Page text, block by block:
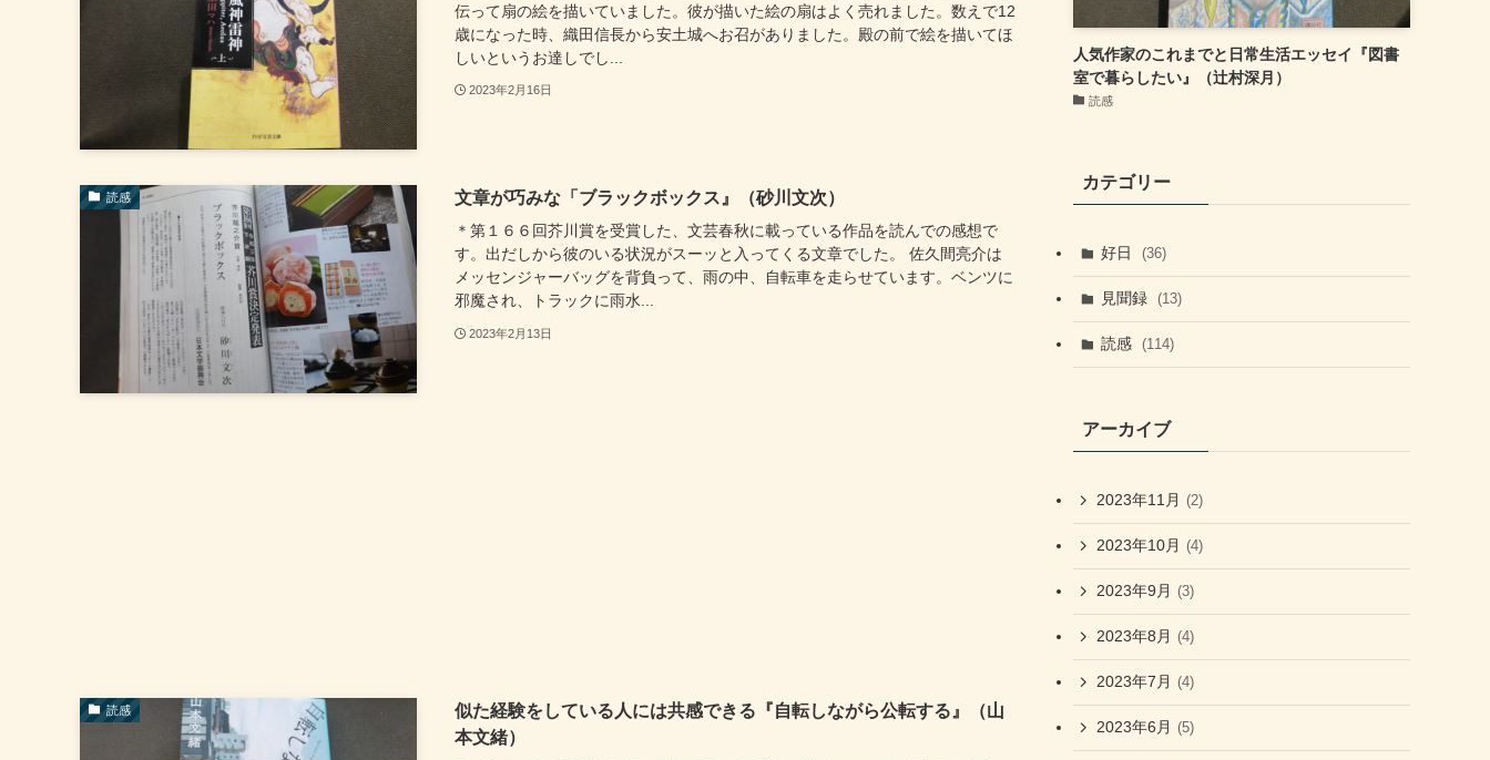
伝って扇の絵を描いていました。彼が描いた絵の扇はよく売れました。数えで12
歳になった時、織田信長から安土城へお召がありました。殿の前で絵を描いてほ
しいというお達しでし...
2023年2月16日
読感 文章が巧みな「ブラックボックス』（砂川文次）
＊第１６６回芥川賞を受賞した、文芸春秋に載っている作品を読んでの感想で
す。出だしから彼のいる状況がスーッと入ってくる文章でした。 佐久間亮介は
メッセンジャーバッグを背負って、雨の中、自転車を走らせています。ベンツに
邪魔され、トラックに雨水...
2023年2月13日
読感
似た経験をしている人には共感できる『自転しながら公転する』（山
本文緒）
人気作家のこれまでと日常生活エッセイ『図書
室で暮らしたい』（辻村深月）
読感
カテゴリー
好日 (36)
見聞録 (13)
読感 (114)
アーカイブ
2023年11月 (2)
2023年10月 (4)
2023年9月 (3)
2023年8月 (4)
2023年7月 (4)
2023年6月 (5)